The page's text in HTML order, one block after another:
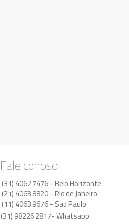
Duvidas
Fale conoso
(31) 4062 7476 - Belo Horizonte
(21) 4063 8820 - Rio de Janeiro
(11) 4063 9676 - Sao Paulo
(31) 98226 2817- Whatsapp